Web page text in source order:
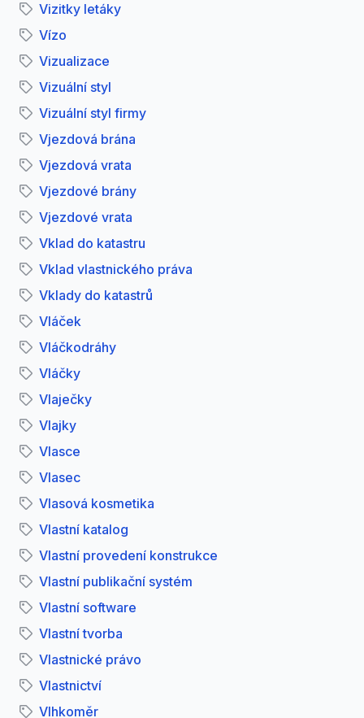
Vizitky letáky
Vízo
Vizualizace
Vizuální styl
Vizuální styl firmy
Vjezdová brána
Vjezdová vrata
Vjezdové brány
Vjezdové vrata
Vklad do katastru
Vklad vlastnického práva
Vklady do katastrů
Vláček
Vláčkodráhy
Vláčky
Vlaječky
Vlajky
Vlasce
Vlasec
Vlasová kosmetika
Vlastní katalog
Vlastní provedení konstrukce
Vlastní publikační systém
Vlastní software
Vlastní tvorba
Vlastnické právo
Vlastnictví
Vlhkoměr